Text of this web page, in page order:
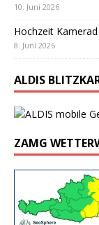
10. Juni 2026
Hochzeit
8. Juni 2026
ALDIS
ZAMG